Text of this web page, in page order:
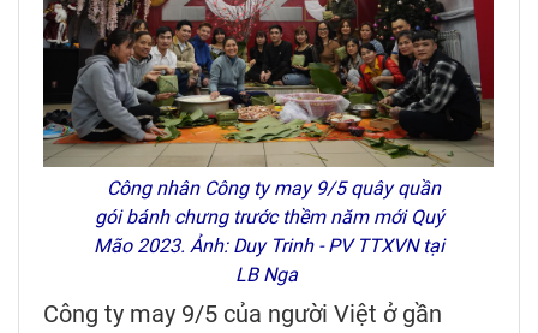
Công nhân Công ty may 9/5 quây quần
gói bánh chưng trước thềm năm mới Quý
Mão 2023. Ảnh: Duy Trinh - PV TTXVN tại
LB Nga
Công ty may 9/5 của người Việt ở gần